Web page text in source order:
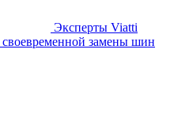
Эксперты Viatti
замены шин